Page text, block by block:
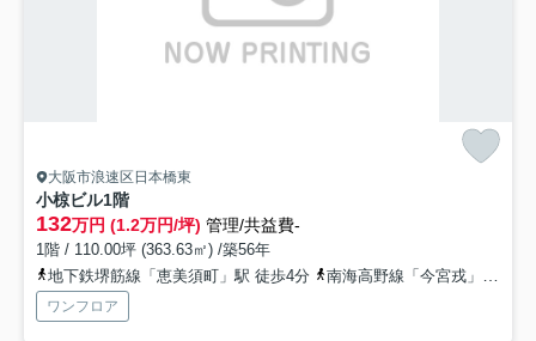
大阪市浪速区日本橋東
小椋ビル1階
132万円 (1.2万円/坪) 管理/共益費-
1階 / 110.00坪 (363.63㎡) /築56年
地下鉄堺筋線「恵美須町」駅 徒歩4分
南海高野線「今宮戎」駅 徒歩9分
ワンフロア